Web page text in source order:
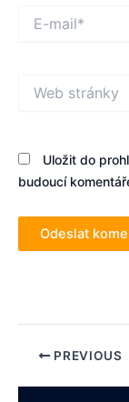
mail*
stránky
Uložit do
budoucí
Post PREVIOUS